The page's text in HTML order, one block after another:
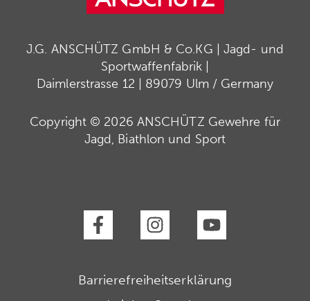
J.G. ANSCHÜTZ GmbH & Co.KG | Jagd- und
Sportwaffenfabrik |
Daimlerstrasse 12 | 89079 Ulm / Germany
Copyright © 2026 ANSCHÜTZ Gewehre für
Jagd, Biathlon und Sport
Barrierefreiheitserklärung